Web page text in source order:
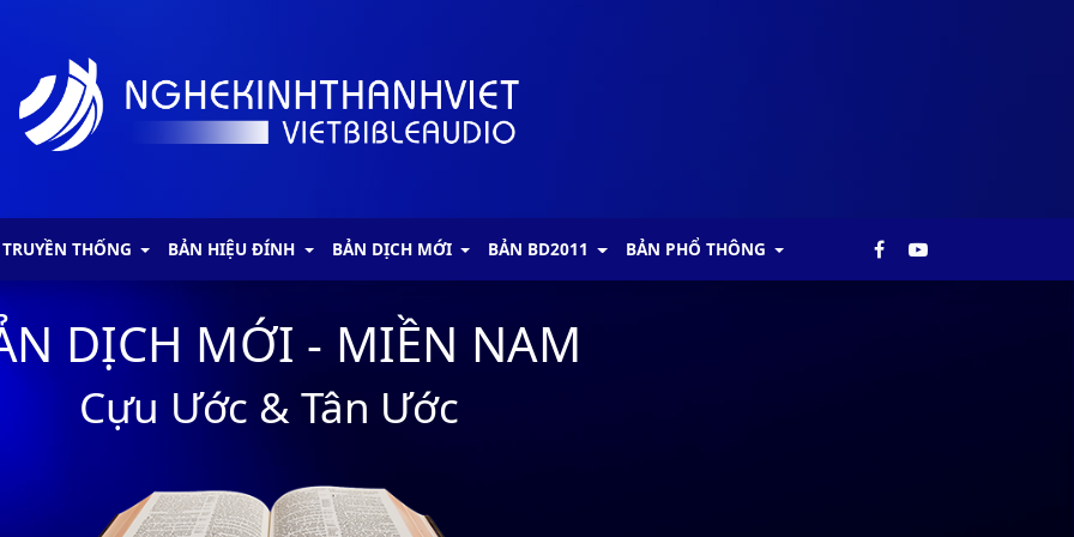
THỐNG BẢN HIỆU ĐÍNH BẢN DỊCH MỚI BẢN BD2011 BẢN PHỔ THÔNG
DỊCH MỚI - MIỀN NAM
Cựu Ước & Tân Ước